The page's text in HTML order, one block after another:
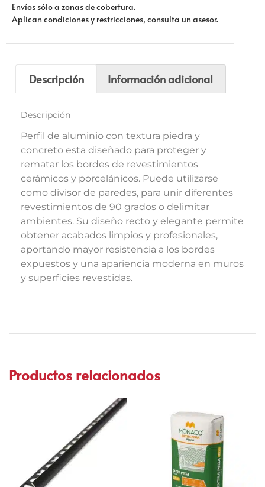
Envíos sólo a zonas de cobertura.
Aplican condiciones y restricciones, consulta un asesor.
Descripción Información adicional
Descripción
Perfil de aluminio con textura piedra y
concreto esta diseñado para proteger y
rematar los bordes de revestimientos
cerámicos y porcelánicos. Puede utilizarse
como divisor de paredes, para unir diferentes
revestimientos de 90 grados o delimitar
ambientes. Su diseño recto y elegante permite
obtener acabados limpios y profesionales,
aportando mayor resistencia a los bordes
expuestos y una apariencia moderna en muros
y superficies revestidas.
Productos relacionados